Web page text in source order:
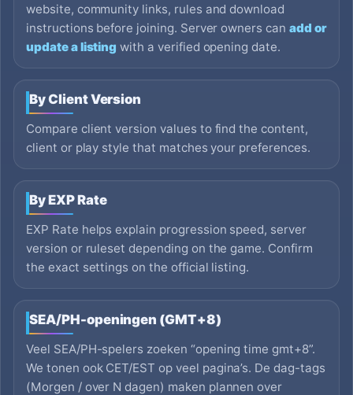
website, community links, rules and download
instructions before joining. Server owners can add or
update a listing with a verified opening date.
By Client Version
Compare client version values to find the content,
client or play style that matches your preferences.
By EXP Rate
EXP Rate helps explain progression speed, server
version or ruleset depending on the game. Confirm
the exact settings on the official listing.
SEA/PH-openingen (GMT+8)
Veel SEA/PH-spelers zoeken “opening time gmt+8”.
We tonen ook CET/EST op veel pagina’s. De dag-tags
(Morgen / over N dagen) maken plannen over